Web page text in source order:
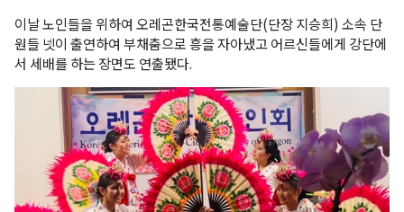
이날 노인들을 위하여 오레곤한국전통예술단(단장 지승희) 소속 단
원들 넷이 출연하여 부채춤으로 흥을 자아냈고 어르신들에게 강단에
서 세배를 하는 장면도 연출됐다.